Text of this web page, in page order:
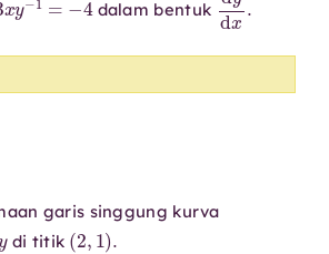
dalam bentuk
garis singgung kurva
di titik
(2 1) .